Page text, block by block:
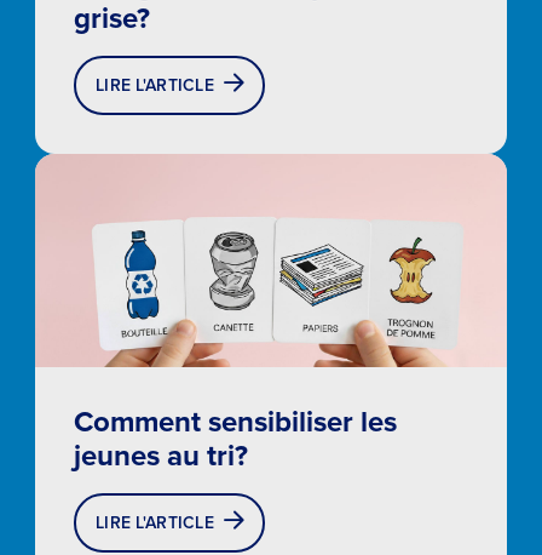
Rond
grise?
LIRE L'ARTICLE
Comment sensibiliser les
jeunes au tri?
LIRE L'ARTICLE